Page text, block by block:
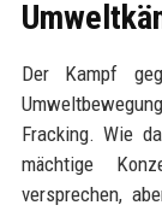
Der Kampf
Fracking. Wie
mächtige
versprechen,